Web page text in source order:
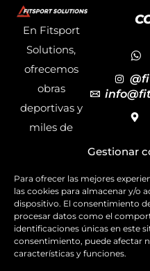
Gestionar
Para ofrecer las mejores
las cookies para almacenar y/o
dispositivo. El consentimiento
procesar datos como el
identificaciones únicas en este
consentimiento, puede afectar
características y funciones.
En Fitsport
Solutions,
ofrecemos
obras
deportivas y
miles de
deportivos
para todas las
disciplinas,
garantizando
la calidad y el